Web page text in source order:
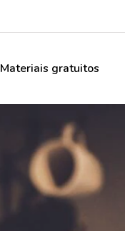
Materiais gratuitos